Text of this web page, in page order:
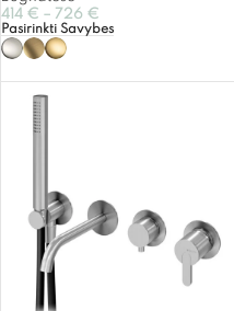
414 € – 726 €
Pasirinkti Savybes